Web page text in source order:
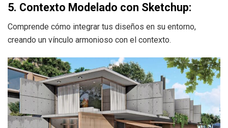
5. Contexto Modelado con Sketchup:
Comprende cómo integrar tus diseños en su entorno,
creando un vínculo armonioso con el contexto.